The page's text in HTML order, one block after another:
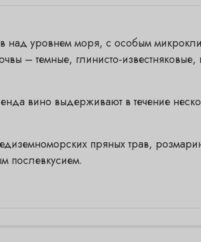
над уровнем моря, с особым
– темные, глинисто-известняковые,
вино выдерживают в течение
пряных трав,
послевкусием.